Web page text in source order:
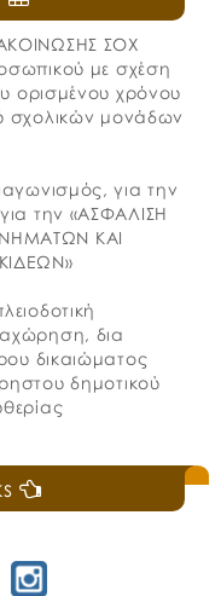
ΣΟΧ
με σχέση
ορισμένου χρόνου
σχολικών μονάδων
για την
την «ΑΣΦΑΛΙΣΗ
ΚΑΙ
δια
δικαιώματος
δημοτικού